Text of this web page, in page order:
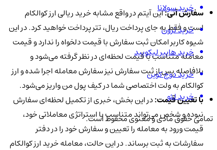
سفارش آنی:این آیتم در واقع مشابه خرید ریالی ارز کوالکام
است و فقط به جای پرداخت ریال، تتر پرداخت خواهید کرد. در این
شیوه کاربر امکان ثبت سفارش با قیمت دلخواه را ندارد و قیمت
معامله متناسب با قیمت لحظه‌ای در نظر گرفته می‌شود و
بلافاصله پس از ثبت سفارش نیز سفارش معامله اجرا شده و ارز
کوالکام به ولت اختصاصی شما در کیف پول من واریز می‌شود.
با تعیین قیمت:در این بخش، خبری از تکمیل لحظه‌ای سفارش
نبوده و شخص می‌تواند متناسب با استراتژی معاملاتی خود،
قیمت ورود به معامله را تعیین و سفارش خود را در دفتر
سفارشات به ثبت برساند. در این حالت، معامله خرید ارز کوالکام
خرید سولانا
خرید ترون
خرید هایپر لیکویید
خرید دوج کوین
خرید لئو
تمامی حقوق مادی و معنوی محفوظ است.